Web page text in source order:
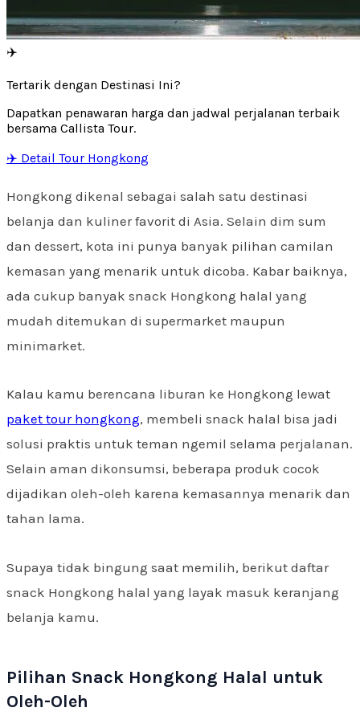
✈️
Tertarik dengan Destinasi Ini?
Dapatkan penawaran harga dan jadwal perjalanan terbaik
bersama Callista Tour.
✈️ Detail Tour Hongkong
Hongkong dikenal sebagai salah satu destinasi
belanja dan kuliner favorit di Asia. Selain dim sum
dan dessert, kota ini punya banyak pilihan camilan
kemasan yang menarik untuk dicoba. Kabar baiknya,
ada cukup banyak snack Hongkong halal yang
mudah ditemukan di supermarket maupun
minimarket.
Kalau kamu berencana liburan ke Hongkong lewat
paket tour hongkong, membeli snack halal bisa jadi
solusi praktis untuk teman ngemil selama perjalanan.
Selain aman dikonsumsi, beberapa produk cocok
dijadikan oleh-oleh karena kemasannya menarik dan
tahan lama.
Supaya tidak bingung saat memilih, berikut daftar
snack Hongkong halal yang layak masuk keranjang
belanja kamu.
Pilihan Snack Hongkong Halal untuk
Oleh-Oleh